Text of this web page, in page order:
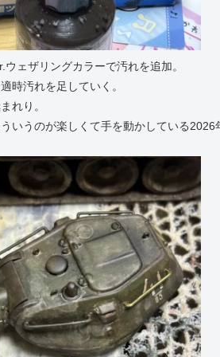
ウェザリングカラーで汚れを追加。
時汚れを足していく。
れり。
いうのが楽しくて手を動かしている2026